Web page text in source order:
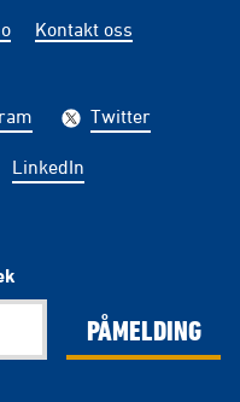
Kontakt oss
Twitter
LinkedIn
PÅMELDING